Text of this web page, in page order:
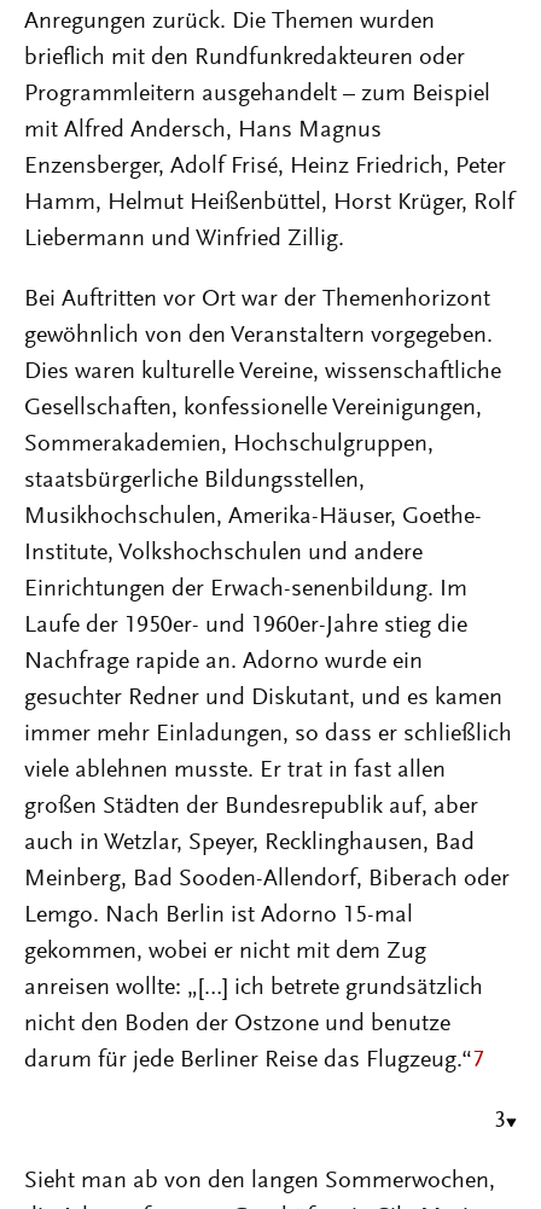
Anregungen zurück. Die Themen wurden
brieflich mit den Rundfunkredakteuren oder
Programmleitern ausgehandelt – zum Beispiel
mit Alfred Andersch, Hans Magnus
Enzensberger, Adolf Frisé, Heinz Friedrich, Peter
Hamm, Helmut Heißenbüttel, Horst Krüger, Rolf
Liebermann und Winfried Zillig.
Bei Auftritten vor Ort war der Themenhorizont
gewöhnlich von den Veranstaltern vorgegeben.
Dies waren kulturelle Vereine, wissenschaftliche
Gesellschaften, konfessionelle Vereinigungen,
Sommerakademien, Hochschulgruppen,
staatsbürgerliche Bildungsstellen,
Musikhochschulen, Amerika-Häuser, Goethe-
Institute, Volkshochschulen und andere
Einrichtungen der Erwach-senenbildung. Im
Laufe der 1950er- und 1960er-Jahre stieg die
Nachfrage rapide an. Adorno wurde ein
gesuchter Redner und Diskutant, und es kamen
immer mehr Einladungen, so dass er schließlich
viele ablehnen musste. Er trat in fast allen
großen Städten der Bundesrepublik auf, aber
auch in Wetzlar, Speyer, Recklinghausen, Bad
Meinberg, Bad Sooden-Allendorf, Biberach oder
Lemgo. Nach Berlin ist Adorno 15-mal
gekommen, wobei er nicht mit dem Zug
anreisen wollte: „[…] ich betrete grundsätzlich
nicht den Boden der Ostzone und benutze
darum für jede Berliner Reise das Flugzeug.“7
3
Sieht man ab von den langen Sommerwochen,